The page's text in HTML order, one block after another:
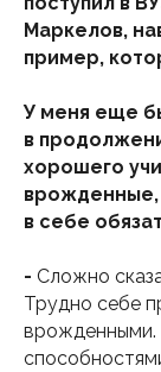
Маркелов,
пример,
У меня еще
в
хорошего
врожденные,
в себе
- Сложно
Трудно себе
врожденными.